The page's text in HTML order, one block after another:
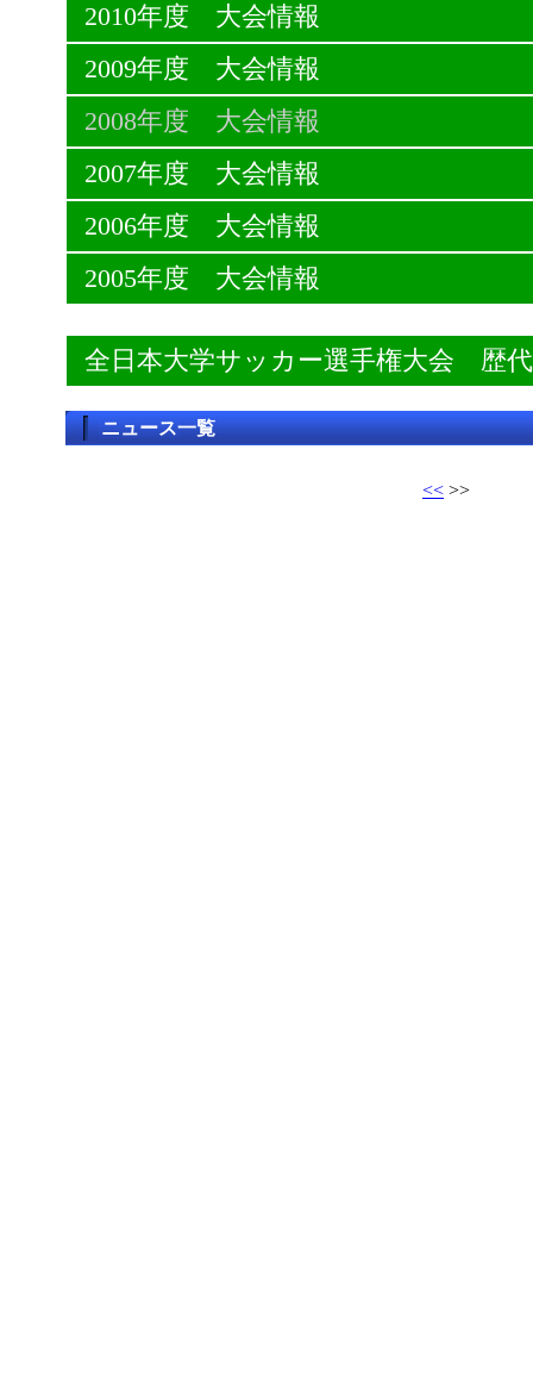
2010年度 大会情報
2009年度 大会情報
2008年度 大会情報
2007年度 大会情報
2006年度 大会情報
2005年度 大会情報
全日本大学サッカー選手権大会 歴
ニュース一覧
<< >>